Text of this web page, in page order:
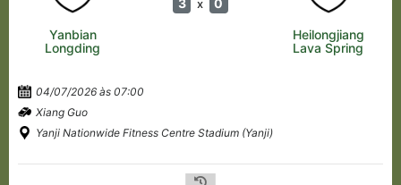
3 x 0
Yanbian
Longding
Heilongjiang
Lava Spring
04/07/2026 às 07:00
Xiang Guo
Yanji Nationwide Fitness Centre Stadium (Yanji)